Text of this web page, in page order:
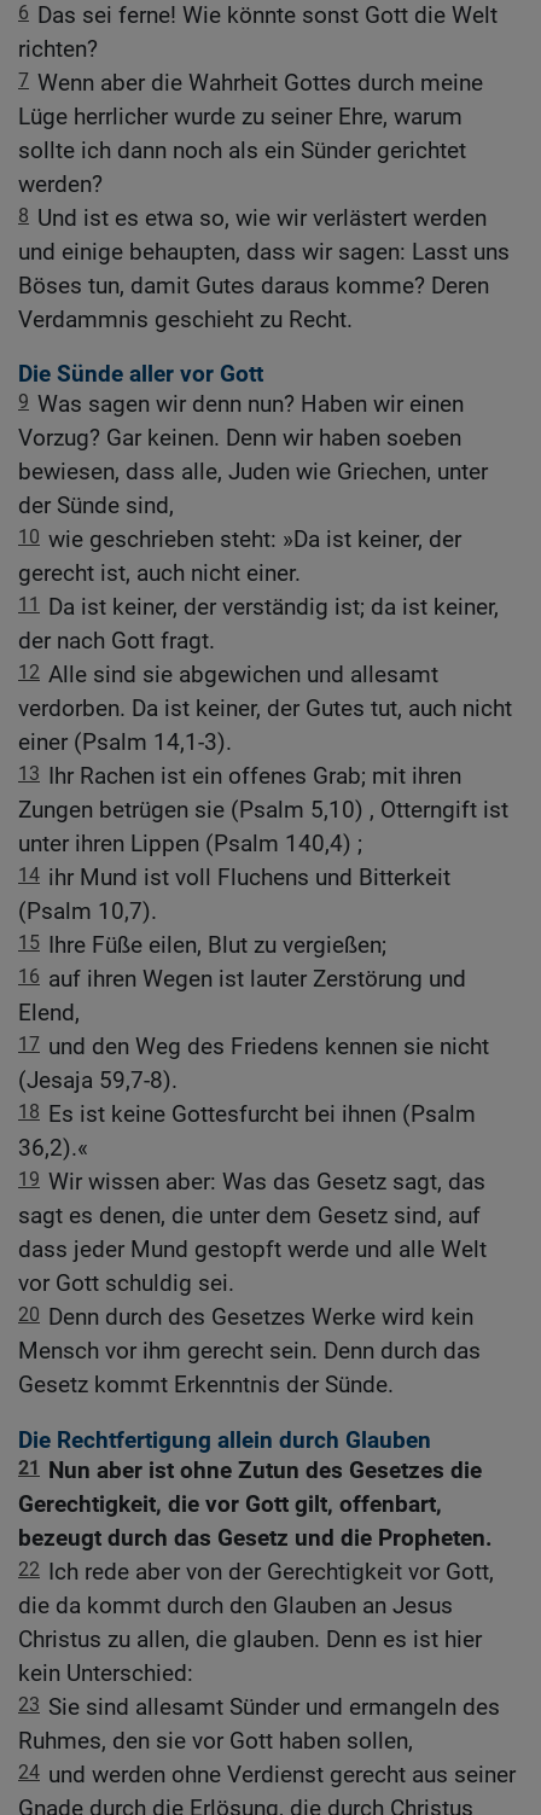
6 Das sei ferne! Wie könnte sonst Gott die Welt
richten?
7 Wenn aber die Wahrheit Gottes durch meine
Lüge herrlicher wurde zu seiner Ehre, warum
sollte ich dann noch als ein Sünder gerichtet
werden?
8 Und ist es etwa so, wie wir verlästert werden
und einige behaupten, dass wir sagen: Lasst uns
Böses tun, damit Gutes daraus komme? Deren
Verdammnis geschieht zu Recht.
Die Sünde aller vor Gott
9 Was sagen wir denn nun? Haben wir einen
Vorzug? Gar keinen. Denn wir haben soeben
bewiesen, dass alle, Juden wie Griechen, unter
der Sünde sind,
10 wie geschrieben steht: »Da ist keiner, der
gerecht ist, auch nicht einer.
11
Da ist keiner, der verständig ist; da ist keiner,
der nach Gott fragt.
12 Alle sind sie abgewichen und allesamt
verdorben. Da ist keiner, der Gutes tut, auch nicht
einer (Psalm 14,1-3).
13 Ihr Rachen ist ein offenes Grab; mit ihren
Zungen betrügen sie (Psalm 5,10) , Otterngift ist
unter ihren Lippen (Psalm 140,4) ;
14 ihr Mund ist voll Fluchens und Bitterkeit
(Psalm 10,7).
15 Ihre Füße eilen, Blut zu vergießen;
16 auf ihren Wegen ist lauter Zerstörung und
Elend,
17 und den Weg des Friedens kennen sie nicht
(Jesaja 59,7-8).
18 Es ist keine Gottesfurcht bei ihnen (Psalm
36,2).«
19 Wir wissen aber: Was das Gesetz sagt, das
sagt es denen, die unter dem Gesetz sind, auf
dass jeder Mund gestopft werde und alle Welt
vor Gott schuldig sei.
20 Denn durch des Gesetzes Werke wird kein
Mensch vor ihm gerecht sein. Denn durch das
Gesetz kommt Erkenntnis der Sünde.
Die Rechtfertigung allein durch Glauben
21 Nun aber ist ohne Zutun des Gesetzes die
Gerechtigkeit, die vor Gott gilt, offenbart,
bezeugt durch das Gesetz und die Propheten.
22 Ich rede aber von der Gerechtigkeit vor Gott,
die da kommt durch den Glauben an Jesus
Christus zu allen, die glauben. Denn es ist hier
kein Unterschied:
23 Sie sind allesamt Sünder und ermangeln des
Ruhmes, den sie vor Gott haben sollen,
24 und werden ohne Verdienst gerecht aus seiner
Gnade durch die Erlösung, die durch Christus